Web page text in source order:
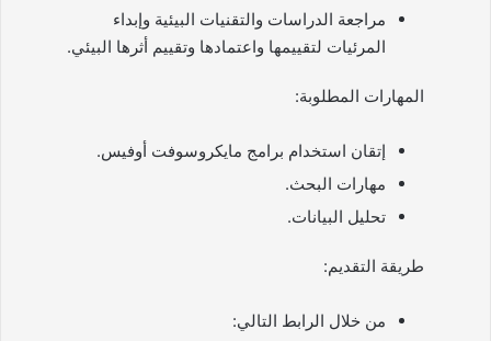
مراجعة الدراسات والتقنيات البيئية وإبداء
المرئيات لتقييمها واعتمادها وتقييم أثرها البيئي.
المهارات المطلوبة:
إتقان استخدام برامج مايكروسوفت أوفيس.
مهارات البحث.
تحليل البيانات.
طريقة التقديم:
من خلال الرابط التالي: